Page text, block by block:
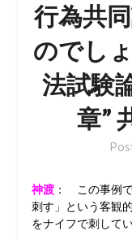
行為共
のでし
法試験
章”
神渡： この事例で
刺す」という客観
をナイフで刺してい